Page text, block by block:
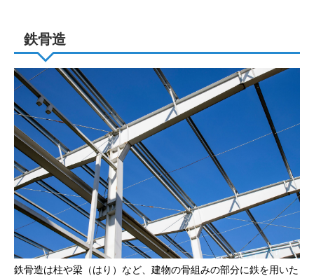
鉄骨造
鉄骨造は柱や梁（はり）など、建物の骨組みの部分に鉄を用いた